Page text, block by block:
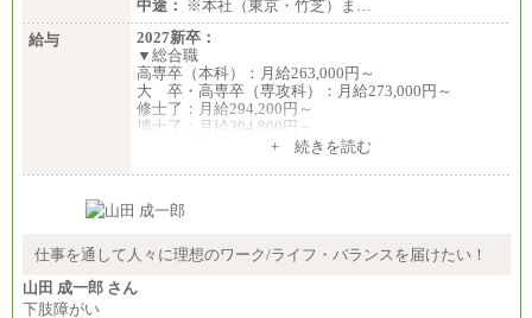
中途：
※本社（東京・竹芝）ま…
給与
2027新卒：
▼総合職
高専卒（本科）：月給263,000円～
大 卒・高専卒（専攻科）：月給273,000円～
修士了：月給294,200円～
博士了：月給304,800円～
で、それらを入社後の実業務において発揮できると
することがあります
▼アソシエイト職
+ 続きを読む
仕事を通して人々に理想のワーク/ライフ・バランスを届けたい！
山田 成一郎 さん
下肢障がい